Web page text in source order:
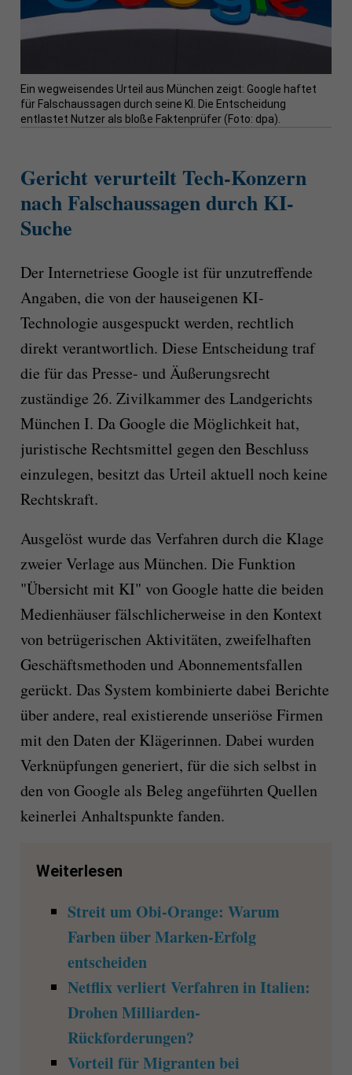
Ein wegweisendes Urteil aus München zeigt: Google haftet
für Falschaussagen durch seine KI. Die Entscheidung
entlastet Nutzer als bloße Faktenprüfer (Foto: dpa).
Gericht verurteilt Tech-Konzern
nach Falschaussagen durch KI-
Suche
Der Internetriese Google ist für unzutreffende
Angaben, die von der hauseigenen KI-
Technologie ausgespuckt werden, rechtlich
direkt verantwortlich. Diese Entscheidung traf
die für das Presse- und Äußerungsrecht
zuständige 26. Zivilkammer des Landgerichts
München I. Da Google die Möglichkeit hat,
juristische Rechtsmittel gegen den Beschluss
einzulegen, besitzt das Urteil aktuell noch keine
Rechtskraft.
Ausgelöst wurde das Verfahren durch die Klage
zweier Verlage aus München. Die Funktion
"Übersicht mit KI" von Google hatte die beiden
Medienhäuser fälschlicherweise in den Kontext
von betrügerischen Aktivitäten, zweifelhaften
Geschäftsmethoden und Abonnementsfallen
gerückt. Das System kombinierte dabei Berichte
über andere, real existierende unseriöse Firmen
mit den Daten der Klägerinnen. Dabei wurden
Verknüpfungen generiert, für die sich selbst in
den von Google als Beleg angeführten Quellen
keinerlei Anhaltspunkte fanden.
Weiterlesen
Streit um Obi-Orange: Warum
Farben über Marken-Erfolg
entscheiden
Netflix verliert Verfahren in Italien:
Drohen Milliarden-
Rückforderungen?
Vorteil für Migranten bei